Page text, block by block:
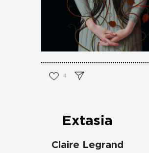
4
Extasia
Claire Legrand